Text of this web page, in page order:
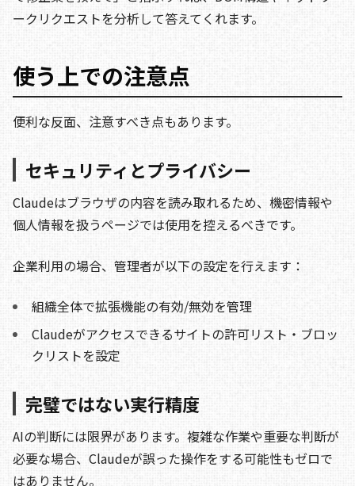
ークリクエストを分析して答えてくれます。
使う上での注意点
便利な反面、注意すべき点もあります。
セキュリティとプライバシー
Claudeはブラウザの内容を読み取れるため、機密情報や
個人情報を扱うページでは使用を控えるべきです。
企業利用の場合、管理者が以下の設定を行えます：
組織全体で拡張機能の有効/無効を管理
Claudeがアクセスできるサイトの許可リスト・ブロッ
クリストを設定
完璧ではない実行精度
AIの判断には限界があります。複雑な作業や重要な判断が
必要な場合、Claudeが誤った操作をする可能性もゼロで
はありません。